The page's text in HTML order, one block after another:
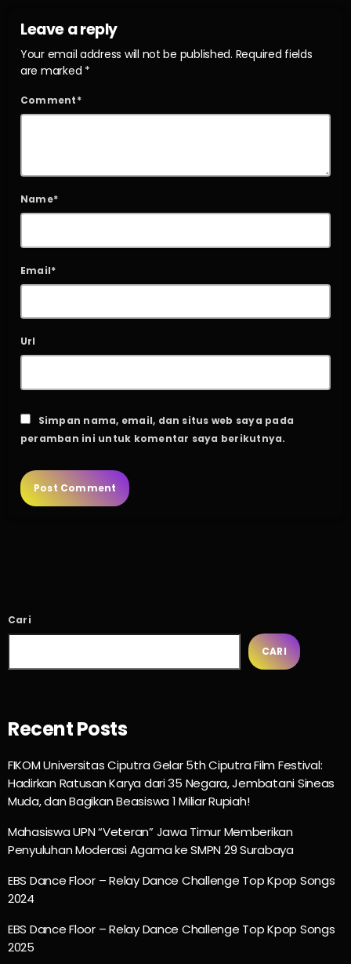
Leave a reply
Your email address will not be published. Required fields
are marked *
Comment*
Name*
Email*
Url
Simpan nama, email, dan situs web saya pada
peramban ini untuk komentar saya berikutnya.
Cari
CARI
Recent Posts
FIKOM Universitas Ciputra Gelar 5th Ciputra Film Festival:
Hadirkan Ratusan Karya dari 35 Negara, Jembatani Sineas
Muda, dan Bagikan Beasiswa 1 Miliar Rupiah!
Mahasiswa UPN “Veteran” Jawa Timur Memberikan
Penyuluhan Moderasi Agama ke SMPN 29 Surabaya
EBS Dance Floor – Relay Dance Challenge Top Kpop Songs
2024
EBS Dance Floor – Relay Dance Challenge Top Kpop Songs
2025